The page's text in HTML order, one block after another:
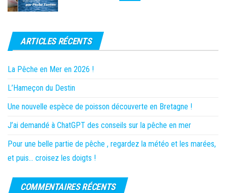
ARTICLES RÉCENTS
La Pêche en Mer en 2026 !
L’Hameçon du Destin
Une nouvelle espèce de poisson découverte en Bretagne !
J’ai demandé à ChatGPT des conseils sur la pêche en mer
Pour une belle partie de pêche , regardez la météo et les marées,
et puis… croisez les doigts !
COMMENTAIRES RÉCENTS